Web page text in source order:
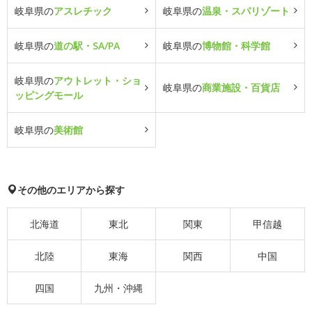
岐阜県のアスレチック 岐阜県の温泉・スパリゾート
岐阜県の道の駅・SA/PA 岐阜県の博物館・科学館
岐阜県のアウトレット・ショ
ッピングモール
岐阜県の商業施設・百貨店
岐阜県の美術館
その他のエリアから探す
北海道 東北 関東 甲信越
北陸 東海 関西 中国
四国 九州・沖縄